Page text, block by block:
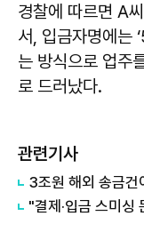
경찰에 따르면 A
서, 입금자명에는
는 방식으로 업주
로 드러났다.
관련기사
"결제·입금 스미